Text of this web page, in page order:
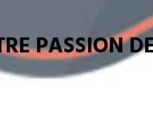
PASSION